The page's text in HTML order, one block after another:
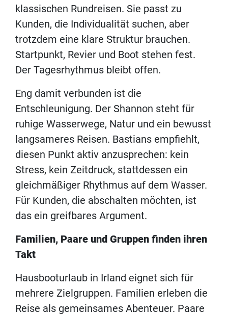
klassischen Rundreisen. Sie passt zu
Kunden, die Individualität suchen, aber
trotzdem eine klare Struktur brauchen.
Startpunkt, Revier und Boot stehen fest.
Der Tagesrhythmus bleibt offen.
Eng damit verbunden ist die
Entschleunigung. Der Shannon steht für
ruhige Wasserwege, Natur und ein bewusst
langsameres Reisen. Bastians empfiehlt,
diesen Punkt aktiv anzusprechen: kein
Stress, kein Zeitdruck, stattdessen ein
gleichmäßiger Rhythmus auf dem Wasser.
Für Kunden, die abschalten möchten, ist
das ein greifbares Argument.
Familien, Paare und Gruppen finden ihren
Takt
Hausbooturlaub in Irland eignet sich für
mehrere Zielgruppen. Familien erleben die
Reise als gemeinsames Abenteuer. Paare